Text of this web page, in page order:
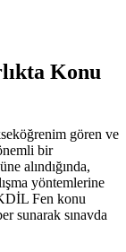
Konu
gören ve
bir
alındığında,
yöntemlerine
Fen konu
sunarak sınavda